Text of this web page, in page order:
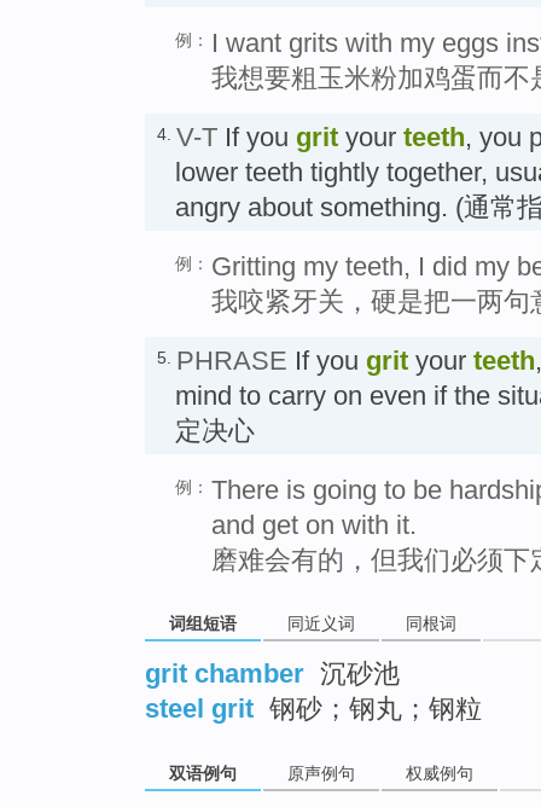
例：
I want grits with my eggs
我想要粗玉米粉加鸡蛋而不
4. V-T If you grit your teeth, you
lower teeth tightly together,
angry about something. (通常
例： Gritting my teeth, I did my
我咬紧牙关，硬是把一两句
5. PHRASE If you grit your teeth
mind to carry on even if the
定决心
例： There is going to be
and get on with it.
磨难会有的，但我们必须
词组短语 同近义词 同根词
grit chamber 沉砂池
steel grit 钢砂；钢丸；钢粒
双语例句 原声例句 权威例句